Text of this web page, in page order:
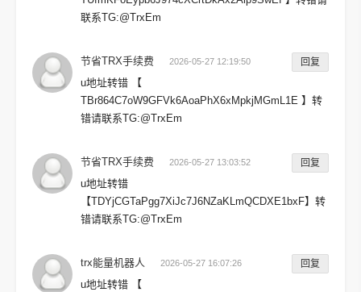
联系TG:@TrxEm
节省TRX手续费 2026-05-27 12:19:50 回复
u地址转错 【
TBr864C7oW9GFVk6AoaPhX6xMpkjMGmL1E 】转
错请联系TG:@TrxEm
节省TRX手续费 2026-05-27 13:03:52 回复
u地址转错
【TDYjCGTaPgg7XiJc7J6NZaKLmQCDXE1bxF】转
错请联系TG:@TrxEm
trx能量机器人 2026-05-27 16:07:26 回复
u地址转错 【